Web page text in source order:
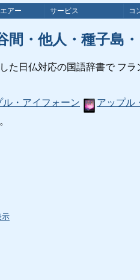
アー サービス コ
間・他人・種子島
た日仏対応の国語辞書で フ
ル・アイフォーン アップル
示